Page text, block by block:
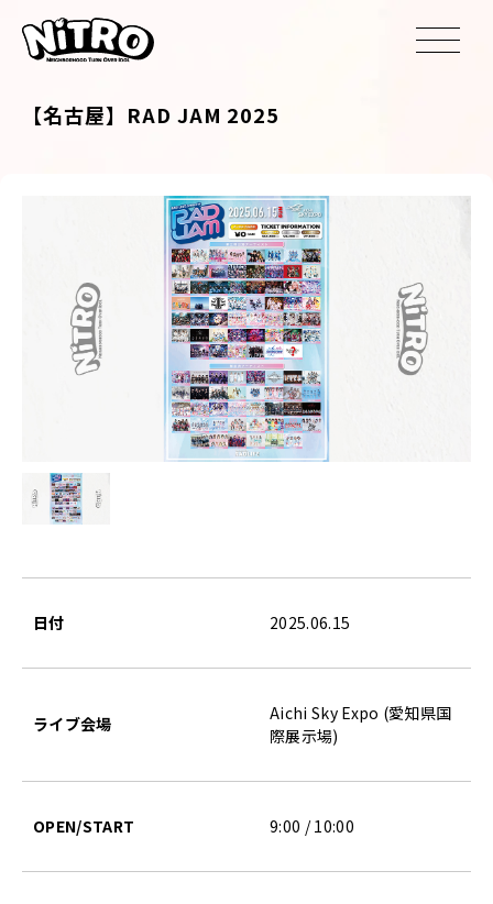
【名古屋】RAD JAM 2025
日付 2025.06.15
ライブ会場
Aichi Sky Expo (愛知県国
際展示場)
OPEN/START 9:00 / 10:00